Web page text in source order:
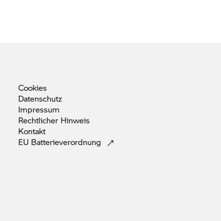
Cookies
Datenschutz
Impressum
Rechtlicher Hinweis
Kontakt
EU Batterieverordnung